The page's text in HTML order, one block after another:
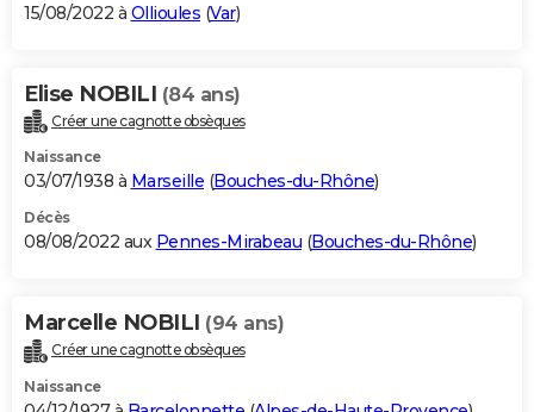
15/08/2022 à Ollioules (Var)
Elise NOBILI (84 ans)
Créer une cagnotte obsèques
Naissance
03/07/1938 à Marseille (Bouches-du-Rhône)
Décès
08/08/2022 aux Pennes-Mirabeau (Bouches-du-Rhône)
Marcelle NOBILI (94 ans)
Créer une cagnotte obsèques
Naissance